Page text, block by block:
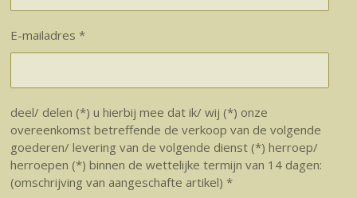
E-mailadres *
deel/ delen (*) u hierbij mee dat ik/ wij (*) onze
overeenkomst betreffende de verkoop van de volgende
goederen/ levering van de volgende dienst (*) herroep/
herroepen (*) binnen de wettelijke termijn van 14 dagen:
(omschrijving van aangeschafte artikel) *